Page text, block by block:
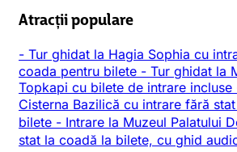
Atracții populare
- Tur ghidat la Hagia Sophia cu
coada pentru bilete - Tur ghidat la
Topkapi cu bilete de intrare incluse
Cisterna Bazilică cu intrare fără
bilete - Intrare la Muzeul Palatului
stat la coadă la bilete, cu ghid